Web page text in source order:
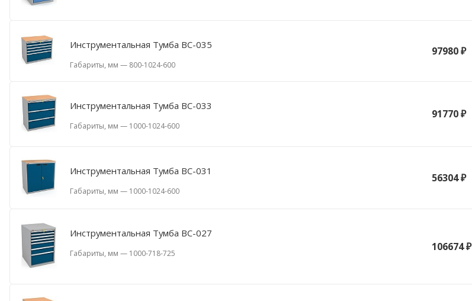
Инструментальная Тумба ВС-035
Габариты, мм — 800-1024-600
97980 ₽
Инструментальная Тумба ВС-033
Габариты, мм — 1000-1024-600
91770 ₽
Инструментальная Тумба ВС-031
Габариты, мм — 1000-1024-600
56304 ₽
Инструментальная Тумба ВС-027
Габариты, мм — 1000-718-725
106674 ₽